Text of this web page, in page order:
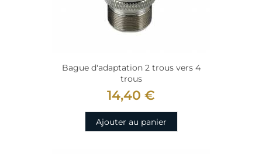
Bague d'adaptation 2 trous vers 4
trous
14,40 €
Ajouter au panier